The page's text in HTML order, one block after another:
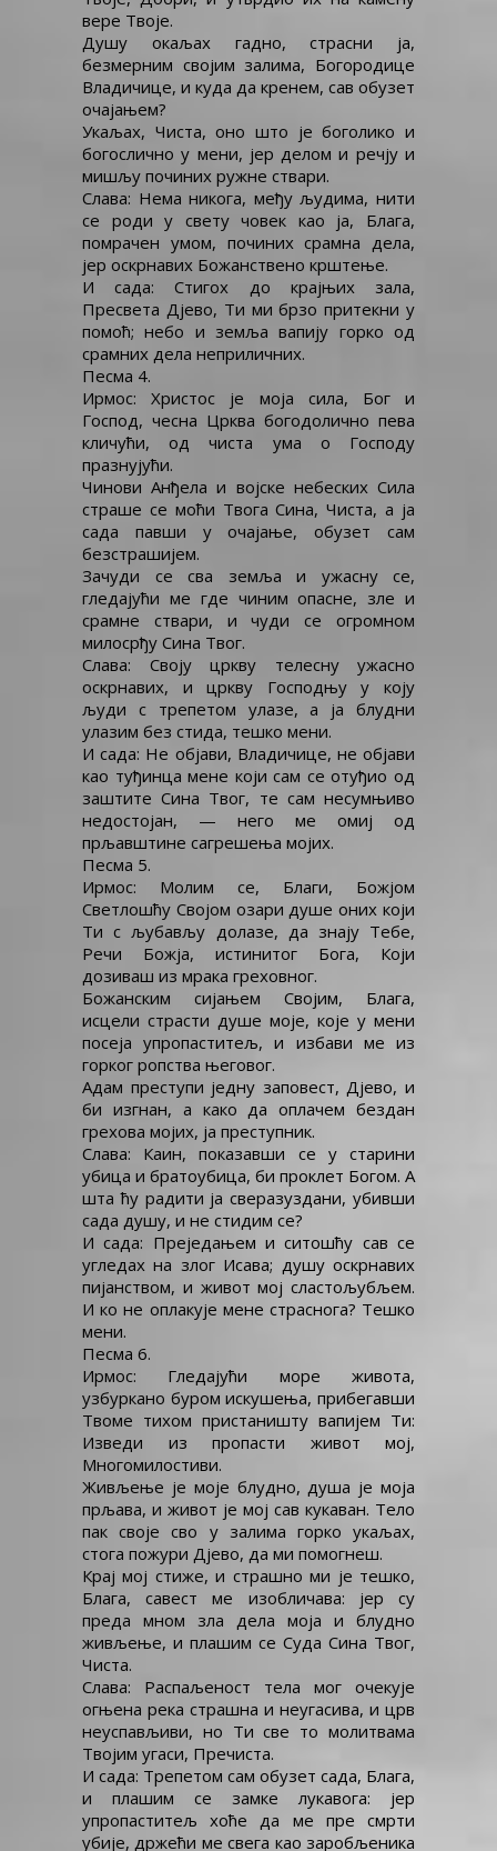
вере Твоје.
Душу окаљах гадно, страсни ја,
безмерним својим залима, Богородице
Владичице, и куда да кренем, сав обузет
очајањем?
Укаљах, Чиста, оно што је боголико и
богослично у мени, јер делом и речју и
мишљу починих ружне ствари.
Слава: Нема никога, међу људима, нити
се роди у свету човек као ја, Блага,
помрачен умом, починих срамна дела,
јер оскрнавих Божанствено крштење.
И сада: Стигох до крајњих зала,
Пресвета Дјево, Ти ми брзо притекни у
помоћ; небо и земља вапију горко од
срамних дела неприличних.
Песма 4.
Ирмос: Христос је моја сила, Бог и
Господ, чесна Црква богодолично пева
кличући, од чиста ума о Господу
празнујући.
Чинови Анђела и војске небеских Сила
страше се моћи Твога Сина, Чиста, а ја
сада павши у очајање, обузет сам
безстрашијем.
Зачуди се сва земља и ужасну се,
гледајући ме где чиним опасне, зле и
срамне ствари, и чуди се огромном
милосрђу Сина Твог.
Слава: Своју цркву телесну ужасно
оскрнавих, и цркву Господњу у коју
људи с трепетом улазе, а ја блудни
улазим без стида, тешко мени.
И сада: Не објави, Владичице, не објави
као туђинца мене који сам се отуђио од
заштите Сина Твог, те сам несумњиво
недостојан, — него ме омиј од
прљавштине сагрешења мојих.
Песма 5.
Ирмос: Молим се, Благи, Божјом
Светлошћу Својом озари душе оних који
Ти с љубављу долазе, да знају Тебе,
Речи Божја, истинитог Бога, Који
дозиваш из мрака греховног.
Божанским сијањем Својим, Блага,
исцели страсти душе моје, које у мени
посеја упропаститељ, и избави ме из
горког ропства његовог.
Адам преступи једну заповест, Дјево, и
би изгнан, а како да оплачем бездан
грехова мојих, ја преступник.
Слава: Каин, показавши се у старини
убица и братоубица, би проклет Богом. А
шта ћу радити ја сверазуздани, убивши
сада душу, и не стидим се?
И сада: Преједањем и ситошћу сав се
угледах на злог Исава; душу оскрнавих
пијанством, и живот мој сластољубљем.
И ко не оплакује мене страснога? Тешко
мени.
Песма 6.
Ирмос: Гледајући море живота,
узбуркано буром искушења, прибегавши
Твоме тихом пристаништу вапијем Ти:
Изведи из пропасти живот мој,
Многомилостиви.
Живљење је моје блудно, душа је моја
прљава, и живот је мој сав кукаван. Тело
пак своје сво у залима горко укаљах,
стога пожури Дјево, да ми помогнеш.
Крај мој стиже, и страшно ми је тешко,
Блага, савест ме изобличава: јер су
преда мном зла дела моја и блудно
живљење, и плашим се Суда Сина Твог,
Чиста.
Слава: Распаљеност тела мог очекује
огњена река страшна и неугасива, и црв
неуспављиви, но Ти све то молитвама
Твојим угаси, Пречиста.
И сада: Трепетом сам обузет сада, Блага,
и плашим се замке лукавога: јер
упропаститељ хоће да ме пре смрти
убије, држећи ме свега као заробљеника